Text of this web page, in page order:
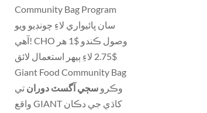
Community Bag Program
سان ڀائيواري لاءِ چونڊيو ويو
آهي! CHO وصول ڪندو $1 هر
$2.75 لاءِ ٻيهر استعمال لائق
Giant Food Community Bag
وڪرو سڄي آگسٽ دوران تي
واقع GIANT کاڌي جي دڪان